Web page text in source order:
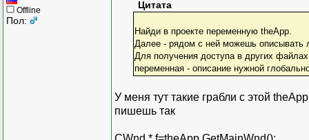
Offline
Пол:
Цитата
Найди в проекте переменную theApp.
Далее - рядом с ней можешь описывать
Для получения доступа в других
переменная - описание нужной
У меня тут такие грабли с этой
пишешь так